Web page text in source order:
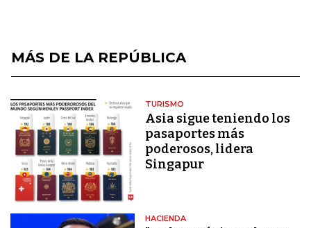
MÁS DE LA REPÚBLICA
TURISMO
Asia sigue teniendo los
pasaportes más
poderosos, lidera
Singapur
HACIENDA